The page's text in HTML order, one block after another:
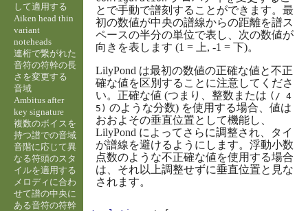
とで手動で譜刻することができます。最
初の数値が中央の譜線からの距離を譜ス
ペースの半分の単位で表し、次の数値が
向きを表します (1 = 上, -1 = 下)。
LilyPond は最初の数値の正確な値と不正
確な値を区別することに注意してくださ
い。正確な値 (つまり、整数または (/ 4
5) のような分数) を使用する場合、値は
おおよその垂直位置として機能し、
LilyPond によってさらに調整され、タイ
が譜線を避けるようにします。浮動小数
点数のような不正確な値を使用する場合
は、それ以上調整せずに垂直位置と見な
されます。
して適用する
Aiken head thin
variant
noteheads
連桁で繋がれた
音符の符幹の長
さを変更する
音域
Ambitus after
key signature
複数のボイスを
持つ譜での音域
音階に応じて異
なる符頭のスタ
イルを適用する
メロディに合わ
せて譜の中央に
ある音符の符幹